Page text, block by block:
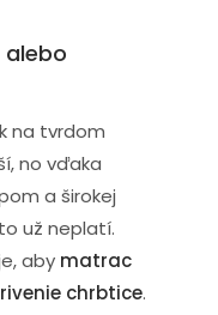
na tvrdom
no vďaka
a širokej
už neplatí.
aby matrac
chrbtice.